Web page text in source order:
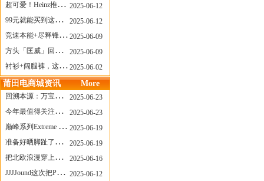
超可爱！Heinz推出星之卡比合作款番茄酱！
2025-06-12
99元就能买到这样颜值的太阳镜？优衣库夏季墨镜系列
2025-06-12
竞速本能+尽释锋芒——罗杰杜彼Roger+Dubuis王者竞速系列飞返计时码表燃擎赛道
2025-06-09
方头「匡威」回归！日系简约里的小心思
2025-06-09
衬衫+阔腿裤，这样穿美出新高度！
2025-06-02
莆田电商城资讯 More
回溯本源：万宝龙推出明星系列都市灰腕表新作
2025-06-23
今年最值得关注的AF1！KOBE x AF1 明日发售
2025-06-23
巅峰系列Extreme Diver潜水腕表与Revival Diver复刻版潜水腕表共同推出“暗影款”新作
2025-06-19
准备好晒脚趾了吗？透明款 AF1 要回归了
2025-06-19
把北欧浪漫穿上脚，Cecilie Bahnsen x ASICS
2025-06-16
JJJJound这次把PUMA改得好安静
2025-06-12